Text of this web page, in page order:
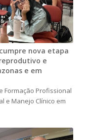
nova etapa
e
e em
Formação Profissional
e Manejo Clínico em